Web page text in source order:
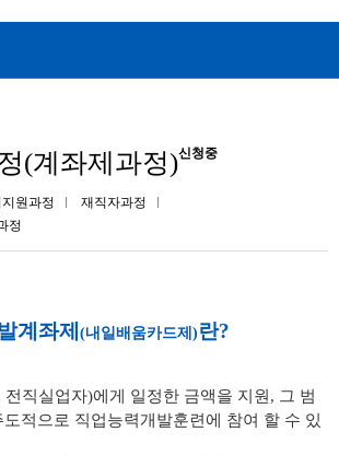
(계좌제과정)신청중
원과정
재직자과정
정
계좌제 (내일배움카드제) 란?
직실업자)에게 일정한 금액을 지원, 그 범
적으로 직업능력개발훈련에 참여 할 수 있